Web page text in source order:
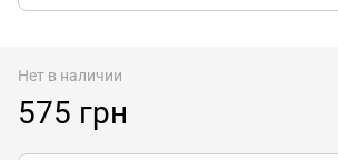
Нет в наличии
575 грн